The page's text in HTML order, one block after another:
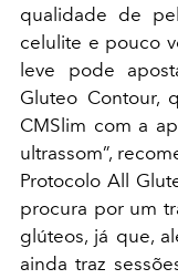
qualidade de
celulite e pouco
leve pode
Gluteo Contour,
CMSlim com a
ultrassom”,
Protocolo All
procura por um
glúteos, já que,
ainda traz